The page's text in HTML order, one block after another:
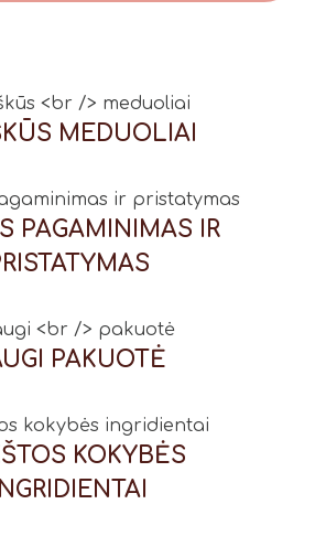
MEDUOLIAI
PAGAMINIMAS IR
PAKUOTĖ
KOKYBĖS